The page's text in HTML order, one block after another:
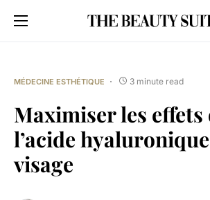
MÉDECINE ESTHÉTIQUE 3 minute read
Maximiser les effets
l’acide
visage